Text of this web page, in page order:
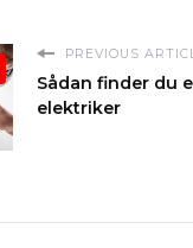
PREVIOUS
Sådan finder du
elektriker